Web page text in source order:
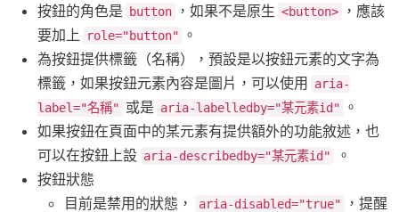
按鈕的角色是 button ，如果不是原生 <button>
，應該
要加上
role="button"
。
為按鈕提供標籤（名稱），預設是以按鈕元素的文字為
標籤，如果按鈕元素內容是圖片，可以使用 aria-
label="名稱" 或是 aria-labelledby="某元素id"
。
如果按鈕在頁面中的某元素有提供額外的功能敘述，也
可以在按鈕上設 aria-describedby="某元素id"
。
按鈕狀態
目前是禁用的狀態，
aria-disabled="true"
，提醒